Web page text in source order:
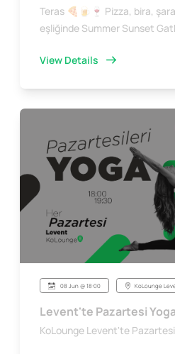
Teras 🍕🍺🍷 Pizza, bira,
eşliğinde Summer Sunset
View Details
08 Jun @ 18:00 KoLounge
Levent'te Pazartesi
KoLounge Levent'te Pazartesi